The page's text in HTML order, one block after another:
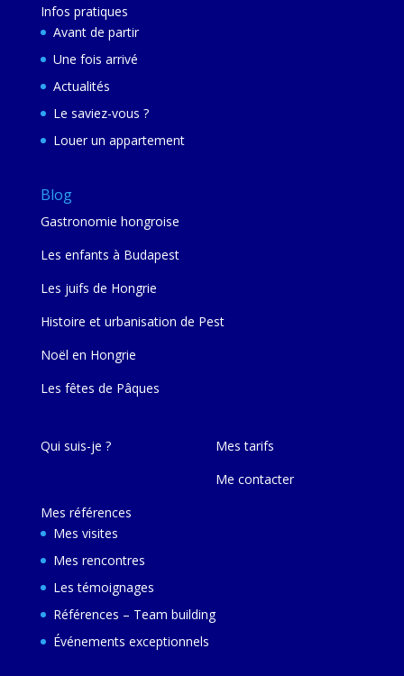
Infos pratiques
Avant de partir
Une fois arrivé
Actualités
Le saviez-vous ?
Louer un appartement
Blog
Gastronomie hongroise
Les enfants à Budapest
Les juifs de Hongrie
Histoire et urbanisation de Pest
Noël en Hongrie
Les fêtes de Pâques
Qui suis-je ?
Mes références
Mes visites
Mes rencontres
Les témoignages
Références – Team building
Événements exceptionnels
Mes tarifs
Me contacter